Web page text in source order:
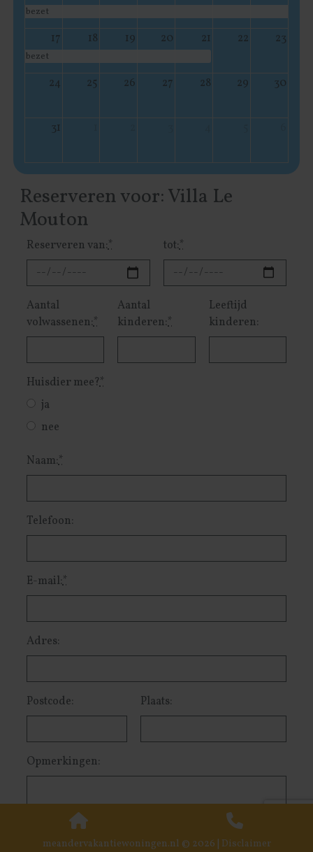
bezet
17 18 19 20 21 22 23
bezet
24 25 26 27 28 29 30
31
Reserveren voor: Villa Le
Mouton
Reserveren van:* tot:*
Aantal
volwassenen:*
Aantal
kinderen:*
Leeftijd
kinderen:
Huisdier mee?*
ja
nee
Naam:*
Telefoon:
E-mail:*
Adres:
Postcode: Plaats:
Opmerkingen:
meandervakantiewoningen.nl © 2026 | Disclaimer